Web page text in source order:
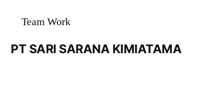
Team Work
PT SARI SARANA KIMIATAMA